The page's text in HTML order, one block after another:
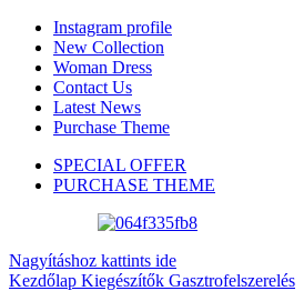
Instagram profile
New Collection
Woman Dress
Contact Us
Latest News
Purchase Theme
SPECIAL OFFER
PURCHASE THEME
Nagyításhoz kattints ide
Kezdőlap Kiegészítők Gasztrofelszerelés